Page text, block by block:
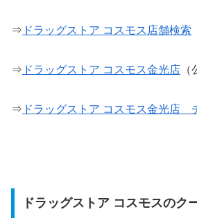
⇒ ドラッグストア コスモス店舗検索
⇒ ドラッグストア コスモス金光店
⇒ ドラッグストア コスモス金光店
ドラッグストア コスモスのク